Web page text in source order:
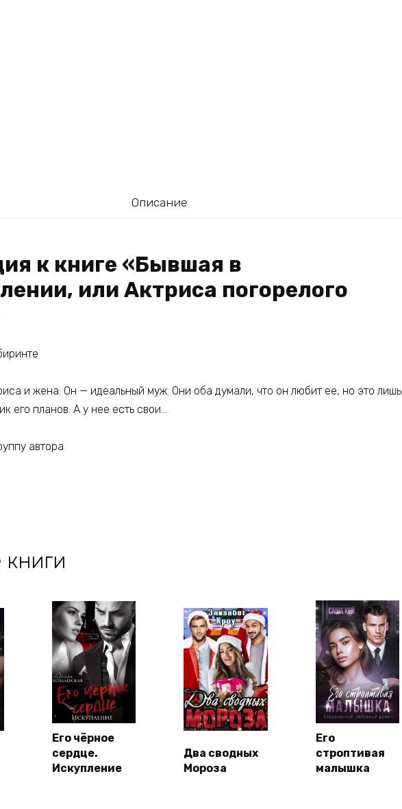
Описание
к книге «Бывшая в
или Актриса погорелого
и жена. Он — идеальный муж. Они оба думали, что он любит ее, но это лишь
его планов. А у нее есть свои…
автора
Его чёрное
сердце.
Искупление
Два сводных
Мороза
Его
строптивая
малышка